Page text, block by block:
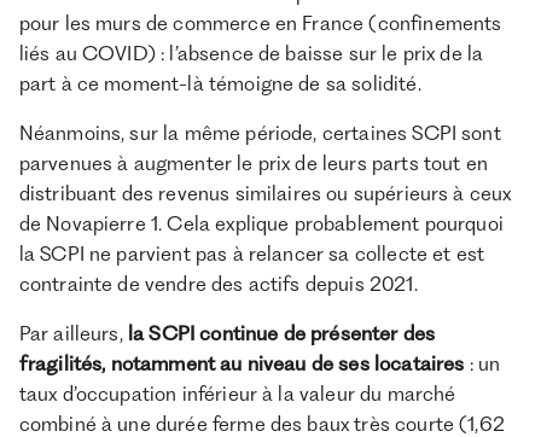
pour les murs de commerce en France (confinements
liés au COVID) : l’absence de baisse sur le prix de la
part à ce moment-là témoigne de sa solidité.
Néanmoins, sur la même période, certaines SCPI sont
parvenues à augmenter le prix de leurs parts tout en
distribuant des revenus similaires ou supérieurs à ceux
de Novapierre 1. Cela explique probablement pourquoi
la SCPI ne parvient pas à relancer sa collecte et est
contrainte de vendre des actifs depuis 2021.
Par ailleurs, la SCPI continue de présenter des
fragilités, notamment au niveau de ses locataires : un
taux d’occupation inférieur à la valeur du marché
combiné à une durée ferme des baux très courte (1,62